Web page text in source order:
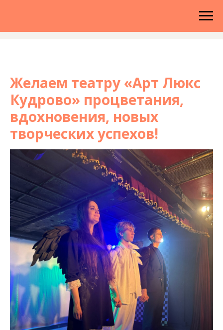
Желаем театру «Арт Люкс
Кудрово» процветания,
вдохновения, новых
творческих успехов!